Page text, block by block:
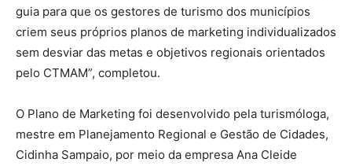
guia para que os gestores de turismo dos municípios
criem seus próprios planos de marketing individualizados
sem desviar das metas e objetivos regionais orientados
pelo CTMAM”, completou.
O Plano de Marketing foi desenvolvido pela turismóloga,
mestre em Planejamento Regional e Gestão de Cidades,
Cidinha Sampaio, por meio da empresa Ana Cleide